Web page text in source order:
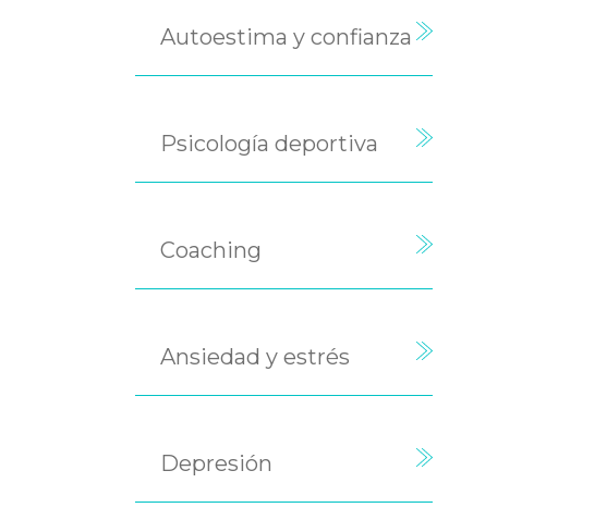
Autoestima y confianza
Psicología deportiva
Coaching
Ansiedad y estrés
Depresión